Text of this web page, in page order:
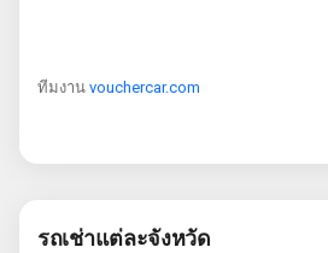
ทีมงาน vouchercar.com
รถเช่าแต่ละจังหวัด